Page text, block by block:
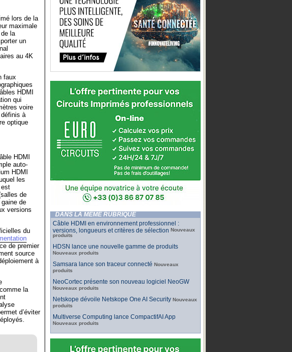
lors de la
maximale
la
un
au 4K
faux
HDMI
qui
voire
à
optique
HDMI
auto-
HDMI
les
est
de
de
versions
du
de premier
source
à
la
d’éviter
DANS LA MÊME RUBRIQUE
Câble HDMI en environnement professionnel :
versions, longueurs et critères de sélection Nouveaux
produits
HDSN lance une nouvelle gamme de produits
Nouveaux produits
Samsara lance son traceur connecté Nouveaux
produits
NeoCortec présente son nouveau logiciel NeoGW
Nouveaux produits
Netskope dévoile Netskope One AI Security Nouveaux
produits
Multiverse Computing lance CompactifAI App
Nouveaux produits